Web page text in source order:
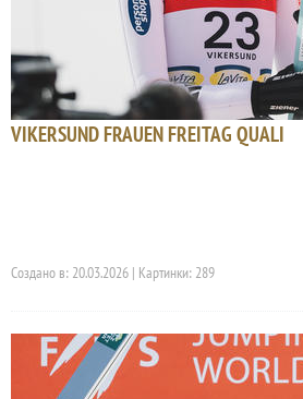
VIKERSUND FRAUEN FREITAG QUALI
Создано в: 20.03.2026 | Картинки: 289